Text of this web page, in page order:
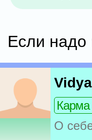
Если надо
Карма
О